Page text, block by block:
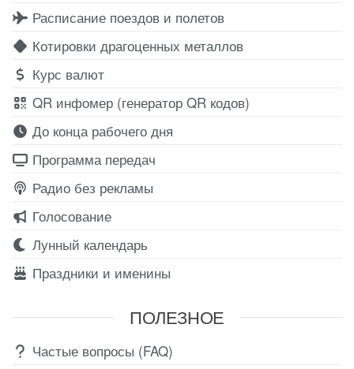
Расписание поездов и полетов
Котировки драгоценных металлов
Курс валют
QR инфомер (генератор QR кодов)
До конца рабочего дня
Программа передач
Радио без рекламы
Голосование
Лунный календарь
Праздники и именины
ПОЛЕЗНОЕ
Частые вопросы (FAQ)